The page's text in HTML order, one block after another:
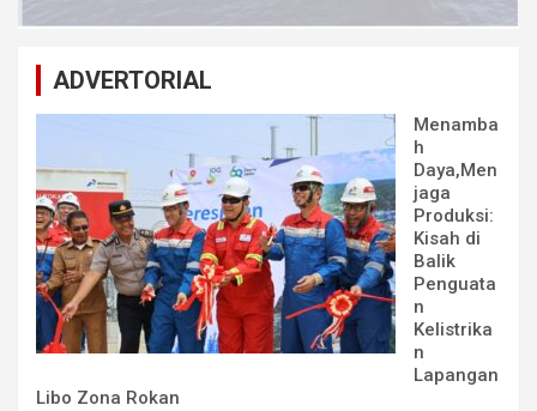
ADVERTORIAL
Menamba
h
Daya,Men
jaga
Produksi:
Kisah di
Balik
Penguata
n
Kelistrika
n
Lapangan
Libo Zona Rokan